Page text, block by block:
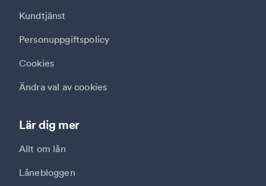
Lär dig mer
Allt om lån
Lånebloggen
Kundtjänst
Personuppgiftspolicy
Cookies
Ändra val av cookies